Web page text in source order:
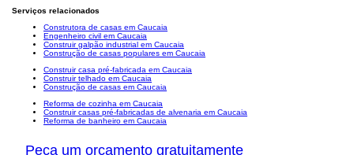
Serviços relacionados
Construtora de casas em Caucaia
Engenheiro civil em Caucaia
Construir galpão industrial em Caucaia
Construção de casas populares em Caucaia
Construir casa pré-fabricada em Caucaia
Construir telhado em Caucaia
Construção de casas em Caucaia
Reforma de cozinha em Caucaia
Construir casas pré-fabricadas de alvenaria em Caucaia
Reforma de banheiro em Caucaia
Peça um orçamento gratuitamente